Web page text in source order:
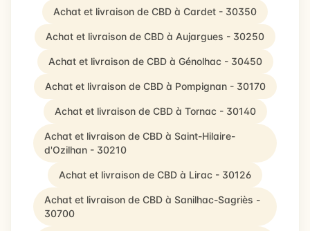
Achat et livraison de CBD à Cardet - 30350
Achat et livraison de CBD à Aujargues - 30250
Achat et livraison de CBD à Génolhac - 30450
Achat et livraison de CBD à Pompignan - 30170
Achat et livraison de CBD à Tornac - 30140
Achat et livraison de CBD à Saint-Hilaire-
d'Ozilhan - 30210
Achat et livraison de CBD à Lirac - 30126
Achat et livraison de CBD à Sanilhac-Sagriès -
30700